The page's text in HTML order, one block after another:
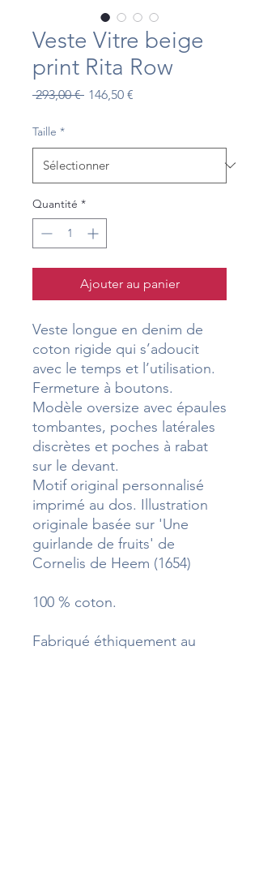
Veste Vitre beige
print Rita Row
293,00 € Prix
146,50 €
Taille *
Quantité *
Ajouter au panier
Veste longue en denim de
coton rigide qui s’adoucit
avec le temps et l’utilisation.
Fermeture à boutons.
Modèle oversize avec épaules
tombantes, poches latérales
discrètes et poches à rabat
sur le devant.
Motif original personnalisé
imprimé au dos. Illustration
originale basée sur 'Une
guirlande de fruits' de
Cornelis de Heem (1654)
100 % coton.
Fabriqué éthiquement au